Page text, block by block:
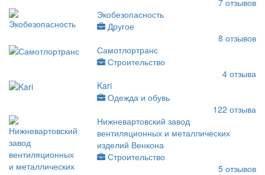
7 отзывов
Экобезопасность
Другое
8 отзывов
Самотлортранс
Строительство
4 отзыва
Kari
Одежда и обувь
122 отзыва
Нижневартовский завод
вентиляционных и металлических
изделий Венкона
Строительство
5 отзывов